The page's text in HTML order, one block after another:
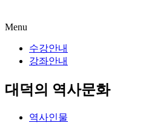
Menu
수강안내
강좌안내
대덕의 역사문화
역사인물